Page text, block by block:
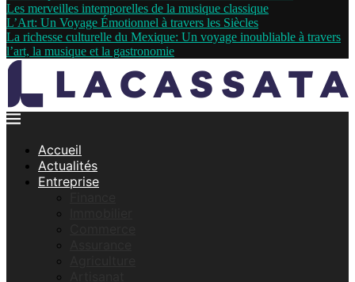
Les merveilles intemporelles de la musique classique
L’Art: Un Voyage Émotionnel à travers les Siècles
La richesse culturelle du Mexique: Un voyage inoubliable à travers
l’art, la musique et la gastronomie
Accueil
Actualités
Entreprise